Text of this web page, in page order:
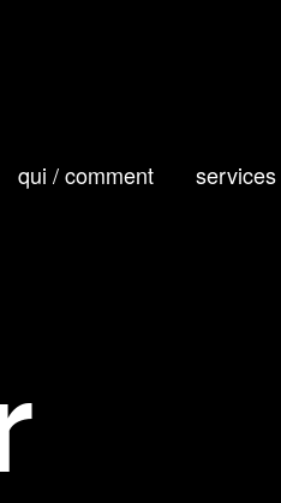
qui / comment services